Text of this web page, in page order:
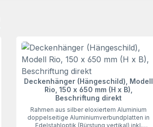
Deckenhänger (Hängeschild), Modell
Rio, 150 x 650 mm (H x B),
Beschriftung direkt
Rahmen aus silber eloxiertem Aluminium
doppelseitige Aluminiumverbundplatten in
Edelstahloptik (Bürstung vertikal) inkl.